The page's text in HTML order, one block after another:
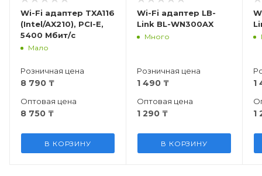
Wi-Fi адаптер TXA116
(Intel/AX210), PCI-E,
5400 Мбит/с
Мало
Розничная цена
8 790 ₸
Оптовая цена
8 750 ₸
В КОРЗИНУ
Wi-Fi адаптер LB-
Link BL-WN300AX
Много
Розничная цена
1 490 ₸
Оптовая цена
1 290 ₸
В КОРЗИНУ
1
1